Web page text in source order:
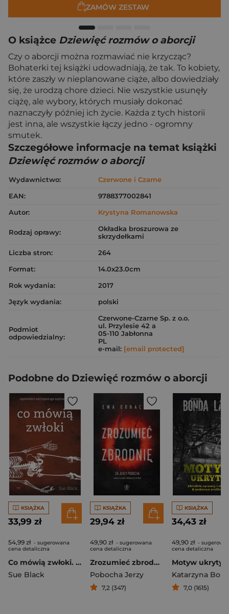
ZAMÓW ZESTAW
O książce Dziewięć rozmów o aborcji
Czy o aborcji można rozmawiać nie krzycząc?
Bohaterki tej książki udowadniają, że tak. To kobiety,
które zaszły w nieplanowane ciąże, albo dowiedziały
się, że urodzą chore dzieci. Nie wszystkie usunęły
ciążę, ale wybory, których musiały dokonać
naznaczyły później ich życie. Każda z tych historii
jest inna, ale wszystkie łączy jedno - ogromny
smutek.
Szczegółowe informacje na temat książki
Dziewięć rozmów o aborcji
Wydawnictwo:
Czerwone i Czarne
EAN:
9788377002841
Autor:
Krystyna Romanowska
Rodzaj oprawy:
Okładka broszurowa ze
skrzydełkami
Liczba stron:
264
Format:
14.0x23.0cm
Rok wydania:
2017
Język wydania:
polski
Podmiot
odpowiedzialny:
Czerwone-Czarne Sp. z o.o.
ul. Przylesie 42 a
05-110 Jabłonna
PL
e-mail: [email protected]
Podobne do Dziewięć rozmów o aborcji
KSIĄŻKA
33,99 zł
54,99 zł - sugerowana
cena detaliczna
Co mówią zwłoki. Opowieści antropologa sądowego
Sue Black
KSIĄŻKA
29,94 zł
49,90 zł - sugerowana
cena detaliczna
Zrozumieć zbrodnię
Pobocha Jerzy
7,2 (347)
KSIĄŻKA
34,43 zł
49,90 zł -
cena detaliczna
Katarzyna
7,0 (1615)